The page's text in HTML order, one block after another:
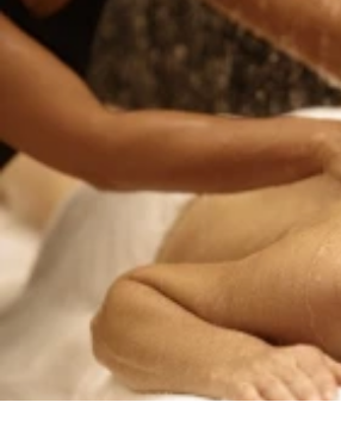
Panneau de gestion des cookies